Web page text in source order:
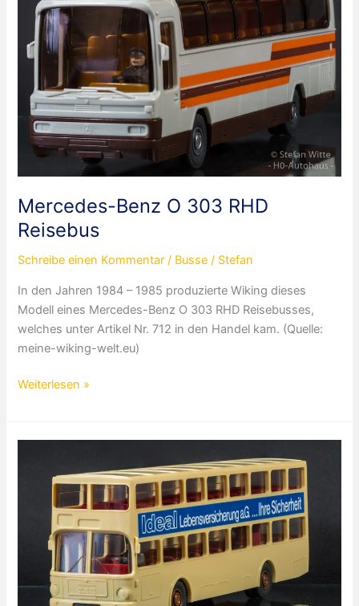
Mercedes-Benz O 303 RHD
Reisebus
Schreibe einen Kommentar / Busse / Stefan
In den Jahren 1984 – 1985 produzierte Wiking dieses
Modell eines Mercedes-Benz O 303 RHD Reisebusses,
welches unter Artikel Nr. 712 in den Handel kam. (Quelle:
meine-wiking-welt.eu)
Mercedes-
303
Reisebus
Weiterlesen »